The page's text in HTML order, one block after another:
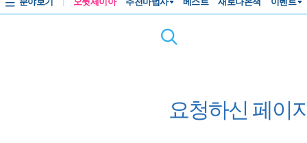
요청하신 페이